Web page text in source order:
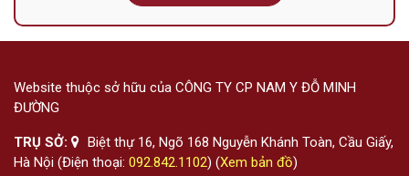
Website thuộc sở hữu của CÔNG TY CP NAM Y ĐỖ MINH
ĐƯỜNG
TRỤ SỞ:
Biệt thự 16, Ngõ 168 Nguyễn Khánh Toàn, Cầu Giấy,
Hà Nội (Điện thoại: 092.842.1102) (Xem bản đồ)